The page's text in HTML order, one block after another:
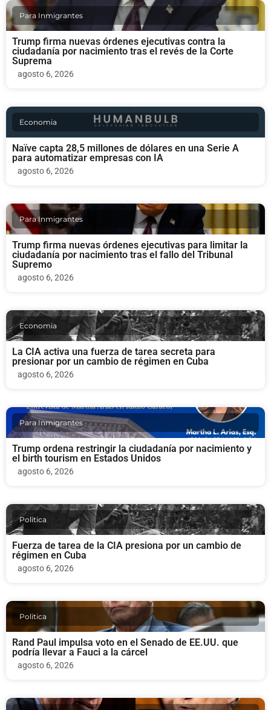
Para Inmigrantes
Trump firma nuevas órdenes ejecutivas contra la
ciudadanía por nacimiento tras el revés de la Corte
Suprema
agosto 6, 2026
Economia
Naïve capta 28,5 millones de dólares en una Serie A
para automatizar empresas con IA
agosto 6, 2026
Para Inmigrantes
Trump firma nuevas órdenes ejecutivas para limitar la
ciudadanía por nacimiento tras el fallo del Tribunal
Supremo
agosto 6, 2026
Economia
La CIA activa una fuerza de tarea secreta para
presionar por un cambio de régimen en Cuba
agosto 6, 2026
Para Inmigrantes
Trump ordena restringir la ciudadanía por nacimiento y
el birth tourism en Estados Unidos
agosto 6, 2026
Politica
Fuerza de tarea de la CIA presiona por un cambio de
régimen en Cuba
agosto 6, 2026
Politica
Rand Paul impulsa voto en el Senado de EE.UU. que
podría llevar a Fauci a la cárcel
agosto 6, 2026